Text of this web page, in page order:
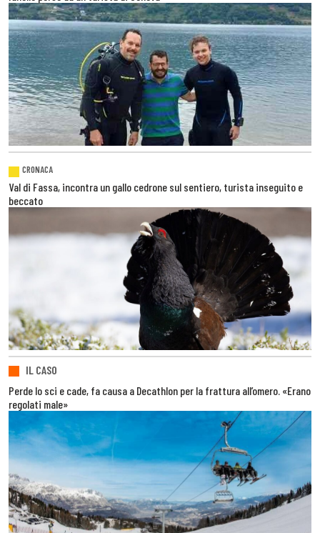
CRONACA
Val di Fassa, incontra un gallo cedrone sul sentiero, turista inseguito e
beccato
IL CASO
Perde lo sci e cade, fa causa a Decathlon per la frattura all’omero. «Erano
regolati male»